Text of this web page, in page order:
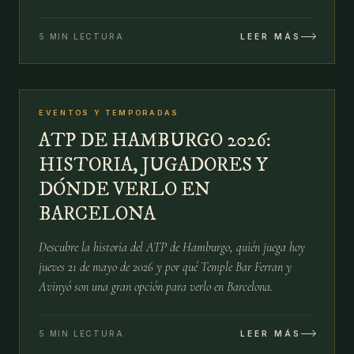
5 MIN LECTURA LEER MÁS
21 MAY
EVENTOS Y TEMPORADAS
ATP DE HAMBURGO 2026:
HISTORIA, JUGADORES Y
DÓNDE VERLO EN
BARCELONA
Descubre la historia del ATP de Hamburgo, quién juega hoy
jueves 21 de mayo de 2026 y por qué Temple Bar Ferran y
Avinyó son una gran opción para verlo en Barcelona.
5 MIN LECTURA LEER MÁS